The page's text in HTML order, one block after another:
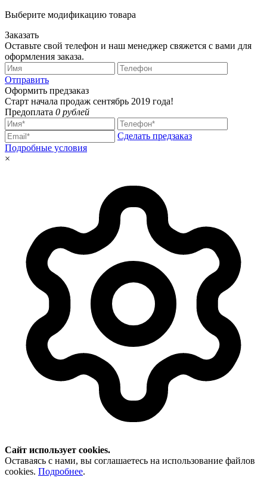
Выберите модификацию товара
Заказать
Оставьте свой телефон и наш менеджер свяжется с вами для
оформления заказа.
Отправить
Оформить предзаказ
Старт начала продаж сентябрь 2019 года!
Предоплата 0 рублей
Сделать предзаказ
Подробные условия
×
Сайт использует cookies.
Оставаясь с нами, вы соглашаетесь на использование файлов
cookies. Подробнее.